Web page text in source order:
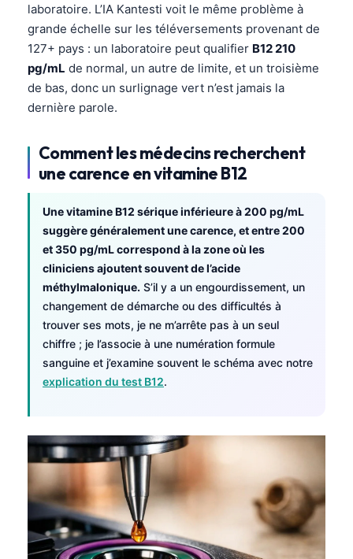
laboratoire. L’IA Kantesti voit le même problème à
grande échelle sur les téléversements provenant de
127+ pays : un laboratoire peut qualifier B12 210
pg/mL de normal, un autre de limite, et un troisième
de bas, donc un surlignage vert n’est jamais la
dernière parole.
Comment les médecins recherchent
une carence en vitamine B12
Une vitamine B12 sérique inférieure à 200 pg/mL
suggère généralement une carence, et entre 200
et 350 pg/mL correspond à la zone où les
cliniciens ajoutent souvent de l’acide
méthylmalonique. S’il y a un engourdissement, un
changement de démarche ou des difficultés à
trouver ses mots, je ne m’arrête pas à un seul
chiffre ; je l’associe à une numération formule
sanguine et j’examine souvent le schéma avec notre
explication du test B12.